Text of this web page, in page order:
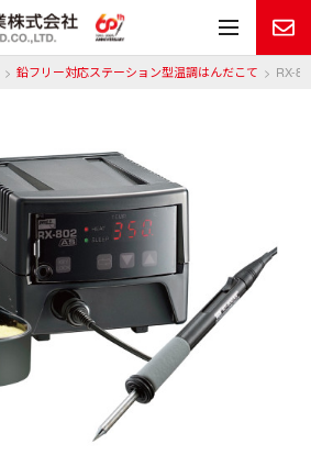
メ
鉛フリー対応ステーション型温調はんだこて RX-